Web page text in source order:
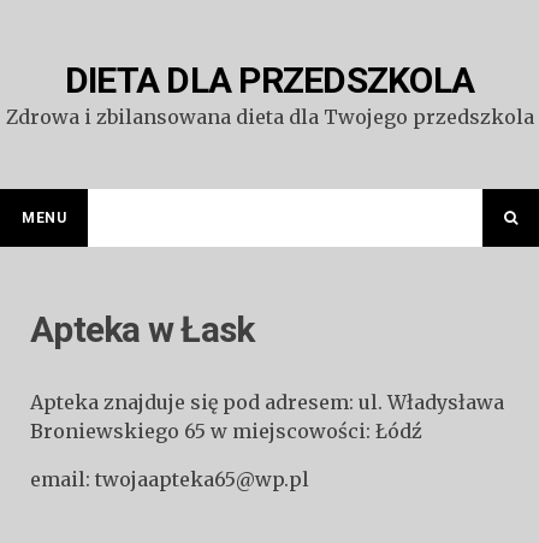
DIETA DLA PRZEDSZKOLA
Zdrowa i zbilansowana dieta dla Twojego przedszkola
MENU
Apteka w Łask
Apteka znajduje się pod adresem: ul. Władysława
Broniewskiego 65 w miejscowości: Łódź
email: twojaapteka65@wp.pl